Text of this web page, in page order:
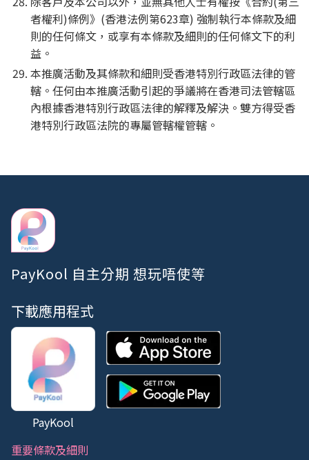
者權利)條例》(香港法例第623章) 強制執行本條款及細
則的任何條文，或享有本條款及細則的任何條文下的利
益。
本推廣活動及其條款和細則受香港特別行政區法律的管
轄。任何由本推廣活動引起的爭議將在香港司法管轄區
內根據香港特別行政區法律的解釋及解決。雙方得受香
港特別行政區法院的專屬管轄權管轄。
PayKool 自主分期 想玩唔使等
下載應用程式
PayKool
重要條款及細則